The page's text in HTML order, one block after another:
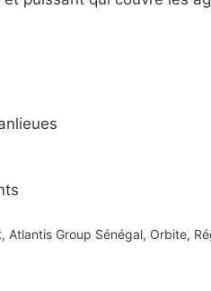
, Atlantis Group Sénégal, Orbite,